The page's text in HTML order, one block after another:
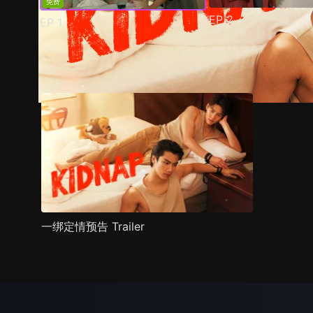
EP 1 EP2
预告 剧照 推荐影片 剧情介绍
一绑定情预告 Trailer